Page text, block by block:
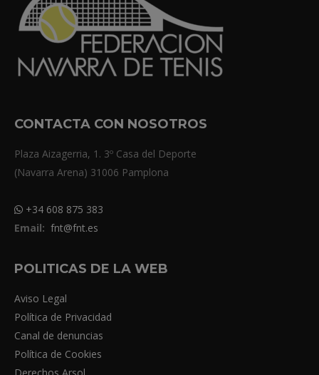
CONTACTA CON NOSOTROS
Plaza Aizagerria, 1. 3º Casa del Deporte
(Navarra Arena) 31006 Pamplona
+34 608 875 383
Email: fnt@fnt.es
POLITICAS DE LA WEB
Aviso Legal
Política de Privacidad
Canal de denuncias
Política de Cookies
Derechos Arsol